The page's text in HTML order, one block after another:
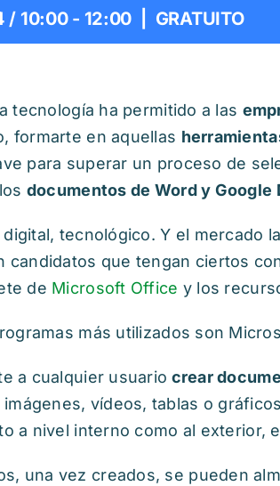
/ 10:00- 12:00 GRATUITO
tecnología ha permitido a las
formarte en aquellas
para superar un proceso de
documentos de Word y Google
tecnológico. Y el mercado
candidatos que tengan ciertos
de Microsoft Office y los
más utilizados son
a cualquier usuario crear
vídeos, tablas o
a nivel interno como al exterior,
una vez creados, se pueden